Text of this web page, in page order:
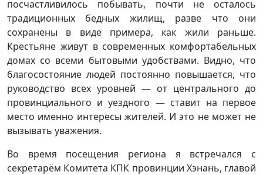
посчастливилось побывать, почти не осталось
традиционных бедных жилищ, разве что они
сохранены в виде примера, как жили раньше.
Крестьяне живут в современных комфортабельных
домах со всеми бытовыми удобствами. Видно, что
благосостояние людей постоянно повышается, что
руководство всех уровней — от центрального до
провинциального и уездного — ставит на первое
место именно интересы жителей. И это не может не
вызывать уважения.
Во время посещения региона я встречался с
секретарём Комитета КПК провинции Хэнань, главой